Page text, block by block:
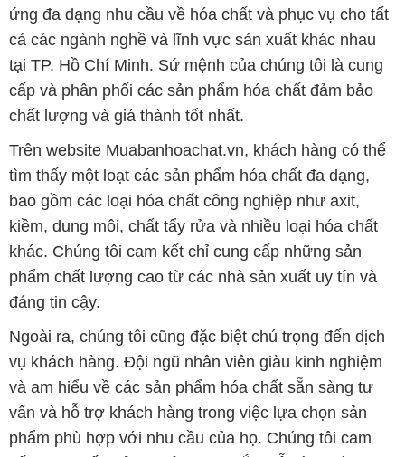
ứng đa dạng nhu cầu về hóa chất và phục vụ cho tất
cả các ngành nghề và lĩnh vực sản xuất khác nhau
tại TP. Hồ Chí Minh. Sứ mệnh của chúng tôi là cung
cấp và phân phối các sản phẩm hóa chất đảm bảo
chất lượng và giá thành tốt nhất.
Trên website Muabanhoachat.vn, khách hàng có thể
tìm thấy một loạt các sản phẩm hóa chất đa dạng,
bao gồm các loại hóa chất công nghiệp như axit,
kiềm, dung môi, chất tẩy rửa và nhiều loại hóa chất
khác. Chúng tôi cam kết chỉ cung cấp những sản
phẩm chất lượng cao từ các nhà sản xuất uy tín và
đáng tin cậy.
Ngoài ra, chúng tôi cũng đặc biệt chú trọng đến dịch
vụ khách hàng. Đội ngũ nhân viên giàu kinh nghiệm
và am hiểu về các sản phẩm hóa chất sẵn sàng tư
vấn và hỗ trợ khách hàng trong việc lựa chọn sản
phẩm phù hợp với nhu cầu của họ. Chúng tôi cam